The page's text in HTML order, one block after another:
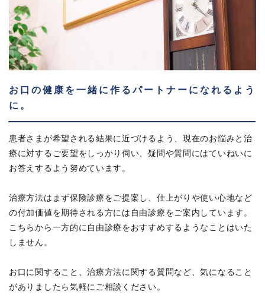
お口の健康を一緒に作るパートナーになれるよう
に。
患者さまが希望される結果に近づけるよう、現在のお悩みと治
療に対するご要望をしっかり伺い、疑問や質問にはていねいに
お答えするよう努めています。
治療方法はまず保険診療をご提案し、仕上がりや使い心地など
の付加価値を期待される方には自由診療をご案内しています。
こちらから一方的に自由診療をおすすめするようなことはいた
しません。
お口に関すること、治療方法に関する質問など、気になること
がありましたら気軽にご相談ください。